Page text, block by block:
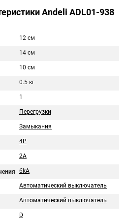
Andeli ADL01-938
12 см
14 см
10 см
0.5 кг
1
Перегрузки
Замыкания
4P
2A
6kA
Автоматический выключатель
Автоматический выключатель
D